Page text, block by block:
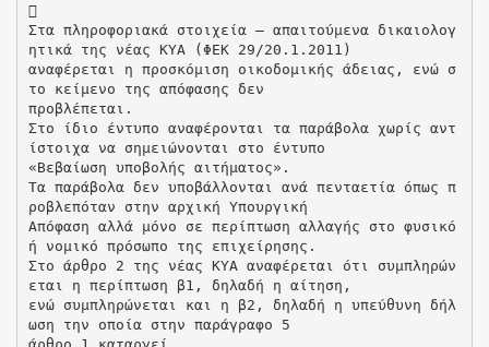

Στα πληροφοριακά στοιχεία – απαιτούμενα δικαιολογ
ητικά της νέας ΚΥΑ (ΦΕΚ 29/20.1.2011)
αναφέρεται η προσκόμιση οικοδομικής άδειας, ενώ σ
το κείμενο της απόφασης δεν
προβλέπεται.
Στο ίδιο έντυπο αναφέρονται τα παράβολα χωρίς αντ
ίστοιχα να σημειώνονται στο έντυπο
«Βεβαίωση υποβολής αιτήματος».
Τα παράβολα δεν υποβάλλονται ανά πενταετία όπως π
ροβλεπόταν στην αρχική Υπουργική
Απόφαση αλλά μόνο σε περίπτωση αλλαγής στο φυσικό
ή νομικό πρόσωπο της επιχείρησης.
Στο άρθρο 2 της νέας ΚΥΑ αναφέρεται ότι συμπληρών
εται η περίπτωση β1, δηλαδή η αίτηση,
ενώ συμπληρώνεται και η β2, δηλαδή η υπεύθυνη δήλ
ωση την οποία στην παράγραφο 5
άρθρο 1 καταργεί.